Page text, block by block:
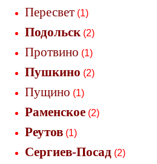
Пересвет(1)
Подольск(2)
Протвино (1)
Пушкино (2)
Пущино (1)
Раменское(2)
Реутов(1)
Сергиев-Посад(2)